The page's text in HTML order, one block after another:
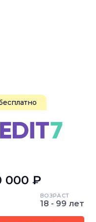
000 ₽
ВОЗРАСТ
18 - 99 лет